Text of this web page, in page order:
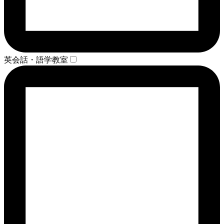
英会話・語学教室